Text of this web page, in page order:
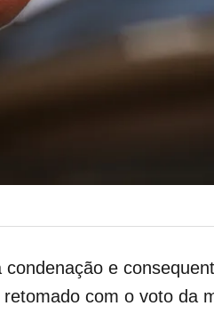
e
com o voto da